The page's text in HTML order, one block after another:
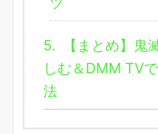
5.
【まとめ】鬼
しむ＆DMM TV
法